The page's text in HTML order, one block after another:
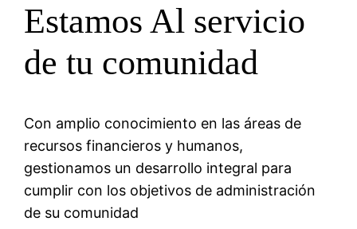
Estamos Al servicio
de tu comunidad
Con amplio conocimiento en las áreas de
recursos financieros y humanos,
gestionamos un desarrollo integral para
cumplir con los objetivos de administración
de su comunidad